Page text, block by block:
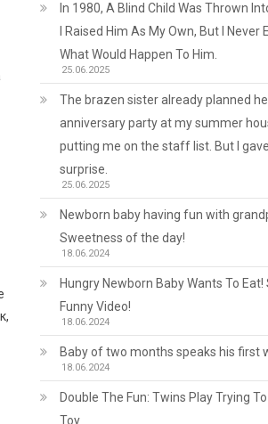
In 1980, A Blind Child Was Thrown
I Raised Him As My Own, But I Never
What Would Happen To Him.
25.06.2025
The brazen sister already planned
anniversary party at my summer
putting me on the staff list. But I
surprise.
25.06.2025
Newborn baby having fun with
Sweetness of the day!
18.06.2024
Hungry Newborn Baby Wants To Eat!
Funny Video!
18.06.2024
Baby of two months speaks his first
18.06.2024
Double The Fun: Twins Play Trying
Toy